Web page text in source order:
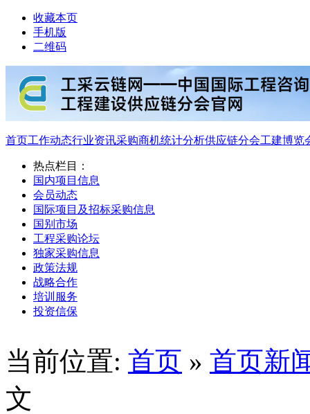
收藏本页
手机版
二维码
首页工作动态行业资讯采购商机统计分析供应链分会工建博览
热点栏目：
国内项目信息
会员动态
国际项目及招标采购信息
国别市场
工程采购论坛
独家采购信息
政策法规
战略合作
培训服务
投资信保
当前位置: 首页 » 首页新
文